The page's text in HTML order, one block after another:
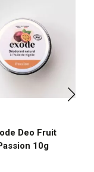
Deo Fruit
10g